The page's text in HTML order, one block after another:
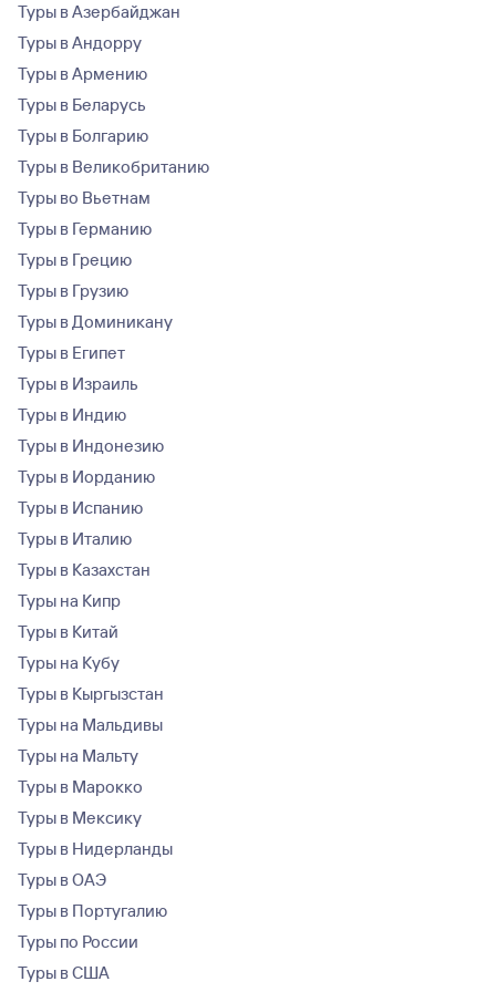
Туры в Азербайджан
Туры в Андорру
Туры в Армению
Туры в Беларусь
Туры в Болгарию
Туры в Великобританию
Туры во Вьетнам
Туры в Германию
Туры в Грецию
Туры в Грузию
Туры в Доминикану
Туры в Египет
Туры в Израиль
Туры в Индию
Туры в Индонезию
Туры в Иорданию
Туры в Испанию
Туры в Италию
Туры в Казахстан
Туры на Кипр
Туры в Китай
Туры на Кубу
Туры в Кыргызстан
Туры на Мальдивы
Туры на Мальту
Туры в Марокко
Туры в Мексику
Туры в Нидерланды
Туры в ОАЭ
Туры в Португалию
Туры по России
Туры в США